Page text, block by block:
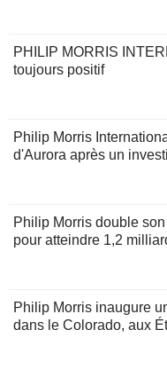
PHILIP MORRIS
toujours positif
Philip Morris
d'Aurora après un
Philip Morris double
pour atteindre 1,2
Philip Morris inaugure
dans le Colorado, aux